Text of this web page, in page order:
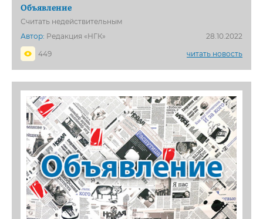
Объявление
Считать недействительным
Автор: Редакция «НГК»
28.10.2022
449
читать новость